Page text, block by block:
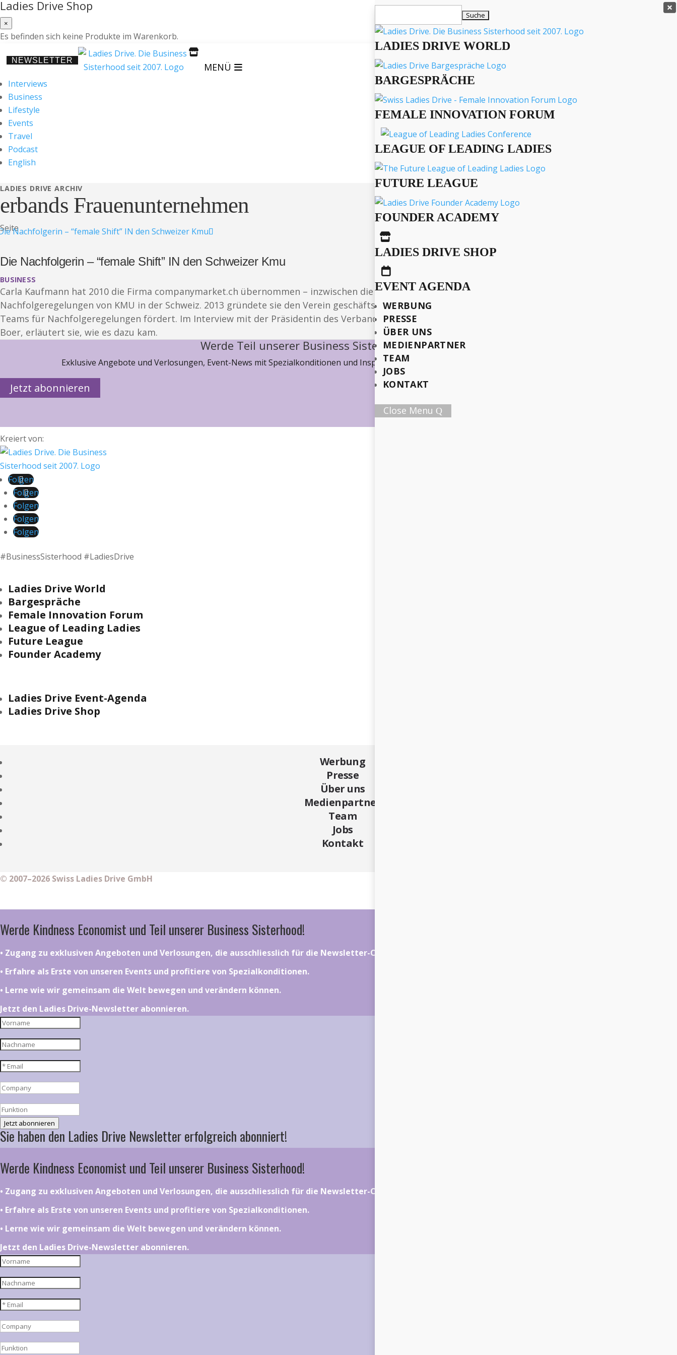
Ladies Drive Shop
×
Es befinden sich keine Produkte im Warenkorb.
NEWSLETTER

MENÜ
Interviews
Business
Lifestyle
Events
Travel
Podcast
English

nach:
LADIES DRIVE WORLD
BARGESPRÄCHE
FEMALE INNOVATION FORUM
LEAGUE OF LEADING LADIES
FUTURE LEAGUE
FOUNDER ACADEMY

LADIES DRIVE SHOP

EVENT AGENDA
WERBUNG
PRESSE
ÜBER UNS
MEDIENPARTNER
TEAM
JOBS
KONTAKT
Close Menu
LADIES DRIVE ARCHIV
erbands Frauenunternehmen
Seite
Die Nachfolgerin – “female Shift” IN den Schweizer Kmu
BUSINESS
Carla Kaufmann hat 2010 die Firma companymarket.ch übernommen – inzwischen die grösste Vermittlungsplattform für
Nachfolgeregelungen von KMU in der Schweiz. 2013 gründete sie den Verein geschäftsfrau.ch, der die Vermittlung von Frauen und
Teams für Nachfolgeregelungen fördert. Im Interview mit der Präsidentin des Verbands Frauenunternehmen, Esther Mirjam de
Boer, erläutert sie, wie es dazu kam.
Werde Teil unserer Business Sisterhood
Exklusive Angebote und Verlosungen, Event-News mit Spezialkonditionen und Inspiration, wie wir gemeinsam die Welt bewegen.
Jetzt abonnieren
Kreiert von:
Folgen
Folgen
Folgen
Folgen
Folgen
#BusinessSisterhood #LadiesDrive
Ladies Drive World
Bargespräche
Female Innovation Forum
League of Leading Ladies
Future League
Founder Academy
Ladies Drive Event-Agenda
Ladies Drive Shop
Werbung
Presse
Über uns
Medienpartner
Team
Jobs
Kontakt
© 2007–2026 Swiss Ladies Drive GmbH
Werde Kindness Economist und Teil unserer Business Sisterhood!
•⁠ ⁠⁠Zugang zu exklusiven Angeboten und Verlosungen, die ausschliesslich für die Newsletter-Community gelten.
•⁠ ⁠⁠Erfahre als Erste von unseren Events und profitiere von Spezialkonditionen.
•⁠ ⁠⁠Lerne wie wir gemeinsam die Welt bewegen und verändern können.
Jetzt den Ladies Drive-Newsletter abonnieren.
Jetzt abonnieren
Sie haben den Ladies Drive Newsletter erfolgreich abonniert!
Werde Kindness Economist und Teil unserer Business Sisterhood!
•⁠ ⁠⁠Zugang zu exklusiven Angeboten und Verlosungen, die ausschliesslich für die Newsletter-Community gelten.
•⁠ ⁠⁠Erfahre als Erste von unseren Events und profitiere von Spezialkonditionen.
•⁠ ⁠⁠Lerne wie wir gemeinsam die Welt bewegen und verändern können.
Jetzt den Ladies Drive-Newsletter abonnieren.